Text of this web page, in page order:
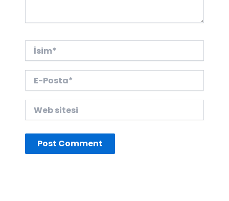
İsim*
Posta*
sitesi